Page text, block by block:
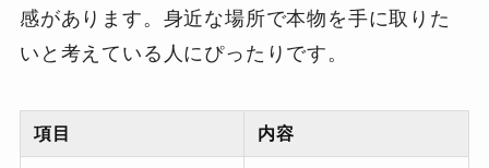
感があります。身近な場所で本物を手に取りた
いと考えている人にぴったりです。
項目 内容